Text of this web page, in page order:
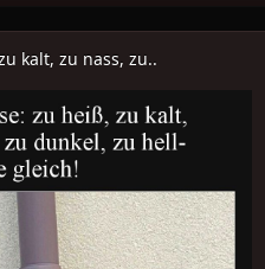
kalt, zu nass, zu..